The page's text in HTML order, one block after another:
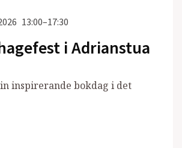
13:00–17:30
i Adrianstua
inspirerande bokdag i det